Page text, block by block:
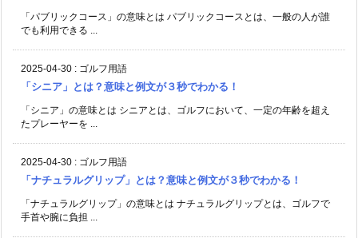
「パブリックコース」の意味とは パブリックコースとは、一般の人が誰
でも利用できる ...
2025-04-30 : ゴルフ用語
「シニア」とは？意味と例文が３秒でわかる！
「シニア」の意味とは シニアとは、ゴルフにおいて、一定の年齢を超え
たプレーヤーを ...
2025-04-30 : ゴルフ用語
「ナチュラルグリップ」とは？意味と例文が３秒でわかる！
「ナチュラルグリップ」の意味とは ナチュラルグリップとは、ゴルフで
手首や腕に負担 ...